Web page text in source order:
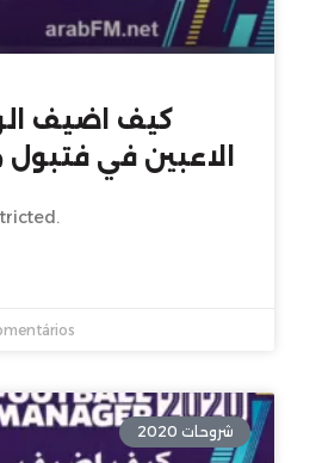
كيف اضيف
الاعبين في فتبول
شروحات 2020